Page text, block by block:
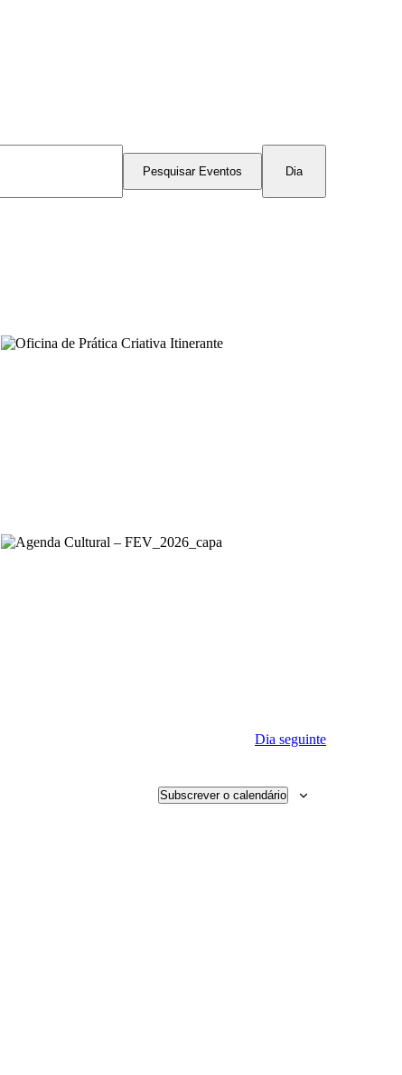
Pesquisar Eventos
Navegação
de
visualização
Dia
Dia seguinte
Subscrever o calendário